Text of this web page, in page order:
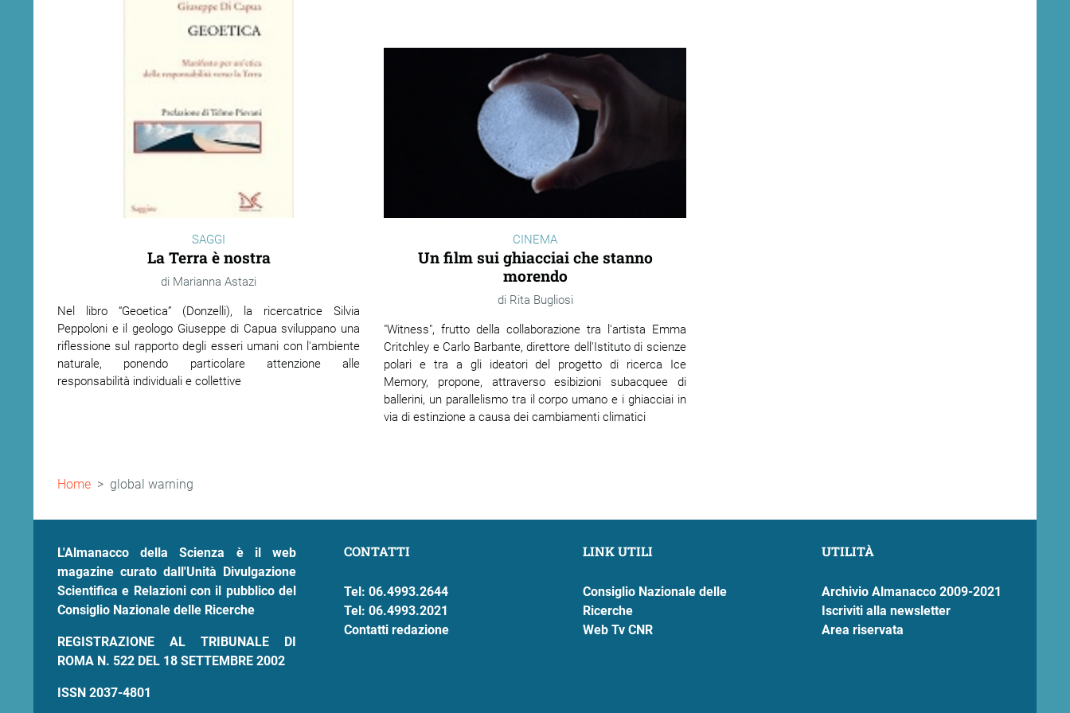
SAGGI
La Terra è nostra
Marianna Astazi
Nel libro “Geoetica” (Donzelli), la ricercatrice Silvia
Peppoloni e il geologo Giuseppe di Capua sviluppano una
riflessione sul rapporto degli esseri umani con l'ambiente
naturale, ponendo particolare attenzione alle
responsabilità individuali e collettive
CINEMA
Un film sui ghiacciai che stanno
morendo
Rita Bugliosi
"Witness", frutto della collaborazione tra l'artista Emma
Critchley e Carlo Barbante, direttore dell'Istituto di scienze
polari e tra a gli ideatori del progetto di ricerca Ice
Memory, propone, attraverso esibizioni subacquee di
ballerini, un parallelismo tra il corpo umano e i ghiacciai in
via di estinzione a causa dei cambiamenti climatici
Briciole
Home global warning
L'Almanacco della Scienza è il web
magazine curato dall'Unità Divulgazione
Scientifica e Relazioni con il pubblico del
Consiglio Nazionale delle Ricerche
REGISTRAZIONE AL TRIBUNALE DI
ROMA N. 522 DEL 18 SETTEMBRE 2002
ISSN 2037-4801
CONTATTI
Tel: 06.4993.2644
Tel: 06.4993.2021
Contatti redazione
LINK UTILI
Consiglio Nazionale delle
Ricerche
Web Tv CNR
UTILITÀ
Archivio Almanacco 2009-2021
Iscriviti alla newsletter
Area riservata